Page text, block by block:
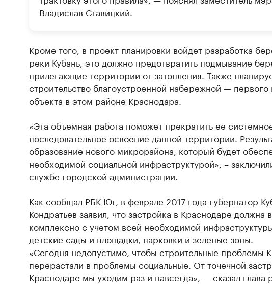
Владислав Ставицкий.
Кроме того, в проект планировки войдет разработка
реки Кубань, это должно предотвратить подмывание
прилегающие территории от затопления. Также
строительство благоустроенной набережной — первого
объекта в этом районе Краснодара.
«Эта объемная работа поможет прекратить ее
последовательное освоение данной территории.
образование нового микрорайона, который будет
необходимой социальной инфраструктурой», –
службе городской администрации.
Как сообщал РБК Юг, в феврале 2017 года губернатор
Кондратьев заявил, что застройка в Краснодаре должна
комплексно с учетом всей необходимой
детские сады и площадки, парковки и зеленые зоны.
«Сегодня недопустимо, чтобы строительные проблемы
перерастали в проблемы социальные. От точечной
Краснодаре мы уходим раз и навсегда», — сказал глава